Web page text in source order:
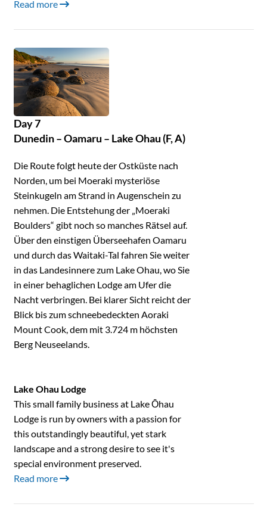
Read more
Day 7
Dunedin – Oamaru – Lake Ohau (F, A)
Die Route folgt heute der Ostküste nach
Norden, um bei Moeraki mysteriöse
Steinkugeln am Strand in Augenschein zu
nehmen. Die Entstehung der „Moeraki
Boulders“ gibt noch so manches Rätsel auf.
Über den einstigen Überseehafen Oamaru
und durch das Waitaki-Tal fahren Sie weiter
in das Landesinnere zum Lake Ohau, wo Sie
in einer behaglichen Lodge am Ufer die
Nacht verbringen. Bei klarer Sicht reicht der
Blick bis zum schneebedeckten Aoraki
Mount Cook, dem mit 3.724 m höchsten
Berg Neuseelands.
Lake Ohau Lodge
This small family business at Lake Ōhau
Lodge is run by owners with a passion for
this outstandingly beautiful, yet stark
landscape and a strong desire to see it's
special environment preserved.
Read more